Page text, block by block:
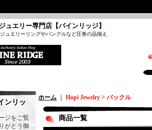
ュエリー専門店【パインリッジ】
ュエリーリングやバングルなど圧巻の品揃え
ンリッ
ジをご覧
がとう御
ホーム Hopi Jewelry > バックル
商品一覧